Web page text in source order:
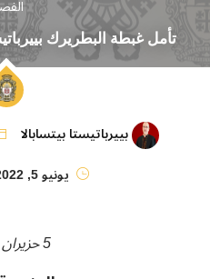
تأمل غبطة البطريرك
بييرباتيستا بيتسابالا
يونيو 5, 2022
5 حزيران 2022